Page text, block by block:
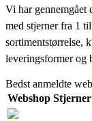
Vi har gennemgået
med stjerner fra 1
sortimentstørrelse,
leveringsformer og
Bedst anmeldte
Webshop Stjerner